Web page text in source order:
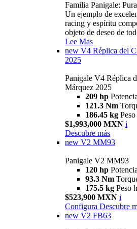
Familia Panigale:
Un ejemplo de
racing y espíritu
objeto de deseo de
Lee Mas
new V4 Réplica del
2025
Panigale V4 Réplica
Márquez 2025
209 hp Potencia
121.3 Nm
186.45 kg
$1,993,000 MXN i
Descubre más
new V2 MM93
Panigale V2 MM93
120 hp Potencia
93.3 Nm
175.5 kg Peso
$523,900 MXN i
Configura Descubre
new V2 FB63